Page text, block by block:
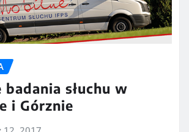
badania słuchu w
i Górznie